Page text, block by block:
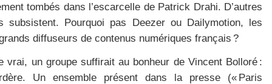
tombés dans l’escarcelle de Patrick Drahi. D’autres
subsistent. Pourquoi pas Deezer ou Dailymotion, les
diffuseurs de contenus numériques français ?
vrai, un groupe suffirait au bonheur de Vincent Bolloré :
Un ensemble présent dans la presse (« Paris